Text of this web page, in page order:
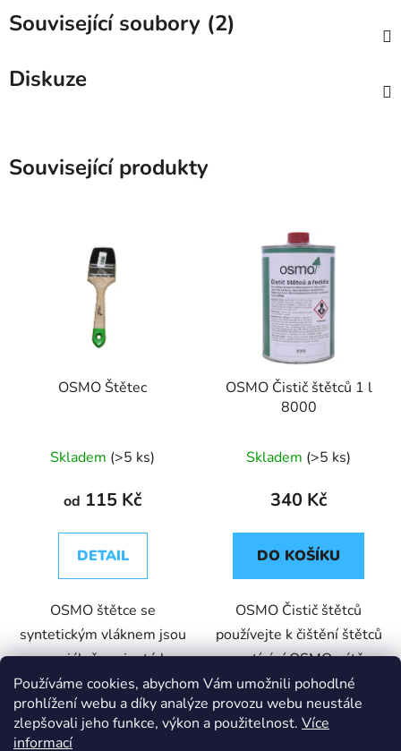
Používáme cookies, abychom Vám umožnili pohodlné
prohlížení webu a díky analýze provozu webu neustále
zlepšovali jeho funkce, výkon a použitelnost. Více
informací
Související soubory (2)
Diskuze
Související produkty
OSMO Štětec
Skladem (>5 ks)
od 115 Kč
DETAIL
OSMO štětce se
syntetickým vláknem jsou
speciálně vyvinuté k
natírání všech olejových,
vodou ředitelných i
syntetických nátěrů.
OSMO Čistič štětců 1 l
8000
Skladem (>5 ks)
340 Kč
DO KOŠÍKU
OSMO Čistič štětců
používejte k čištění štětců
po natírání OSMO nátěry.
Doporučujeme také k
očištění suků na terase
před použitím OSMO